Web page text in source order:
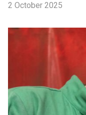
2 October 2025